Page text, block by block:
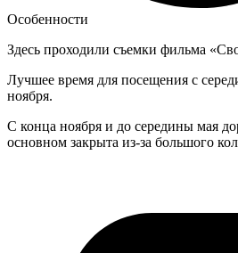
Особенности
Здесь проходили съемки фильма
Лучшее время для посещения с
ноября.
С конца ноября и до середины мая
основном закрыта из-за большого